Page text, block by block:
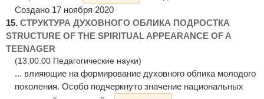
Создано 17 ноября 2020
15. СТРУКТУРА ДУХОВНОГО ОБЛИКА ПОДРОСТКА
STRUCTURE OF THE SPIRITUAL APPEARANCE OF A
TEENAGER
(13.00.00 Педагогические науки)
... влияющие на формирование духовного облика молодого
поколения. Особо подчеркнуто значение национальных